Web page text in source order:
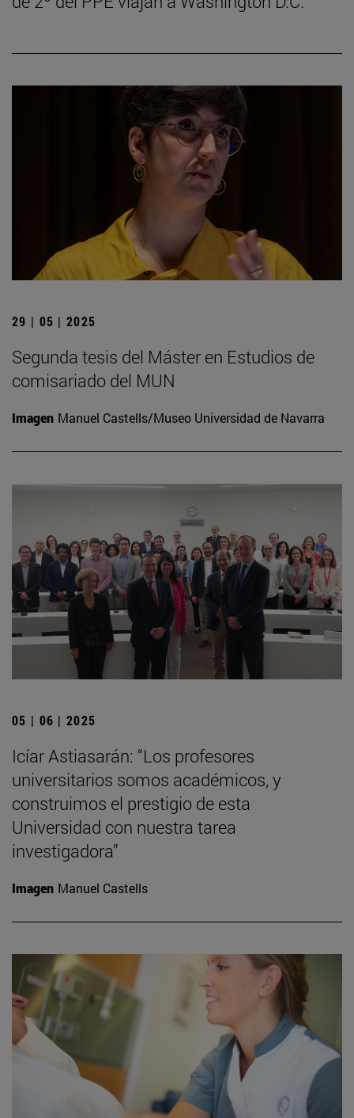
29 | 05 | 2025
Segunda tesis del Máster en Estudios de
comisariado del MUN
Imagen Manuel Castells/Museo Universidad de Navarra
05 | 06 | 2025
Icíar Astiasarán: “Los profesores
universitarios somos académicos, y
construimos el prestigio de esta
Universidad con nuestra tarea
investigadora”
Imagen Manuel Castells